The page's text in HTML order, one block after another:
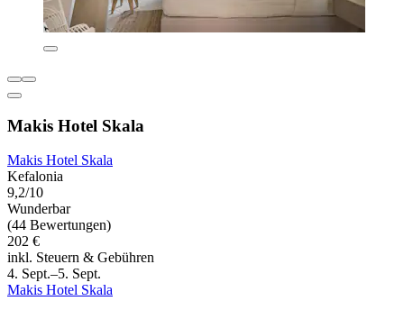
Makis Hotel Skala
Makis Hotel Skala
Kefalonia
9,2/10
Wunderbar
(44 Bewertungen)
202 €
inkl. Steuern & Gebühren
4. Sept.–5. Sept.
Makis Hotel Skala